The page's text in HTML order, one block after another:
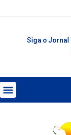
Siga o Jornal